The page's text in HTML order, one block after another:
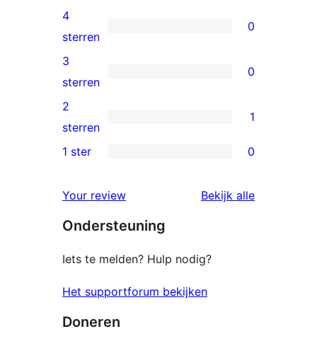
5
sterren
beoordelingen
0
4
sterren
beoordelingen
4
sterren
0
0
3
sterren
beoordelingen
3
sterren
0
1
2
beoordeling
2
sterren
1
sterren
beoordelingen
1 ster 0
Your review Bekijk alle
Ondersteuning
Iets te melden? Hulp nodig?
Het supportforum bekijken
Doneren